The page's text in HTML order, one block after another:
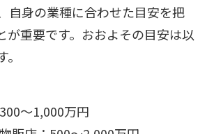
自身の業種に合わせた目安を把
が重要です。おおよその目安は以
〜1,000万円